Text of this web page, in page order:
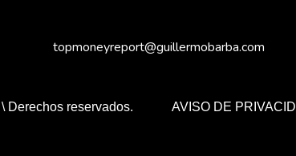
topmoneyreport@guillermobarba.com
Derechos reservados. AVISO DE